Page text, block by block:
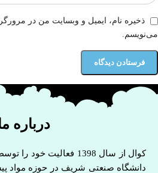
ذخیره نام، ایمیل و وبسایت من در
می‌نویسم.
درباره
کوال از سال 1398 فعالیت
دانشگاه صنعتی شریف در حوزه مواد